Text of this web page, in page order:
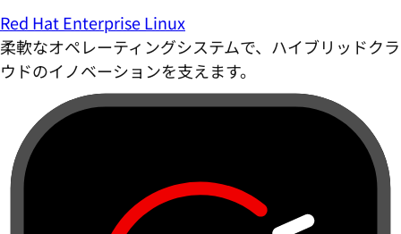
Red Hat Enterprise Linux
柔軟なオペレーティングシステムで、ハイブリッドクラ
ウドのイノベーションを支えます。